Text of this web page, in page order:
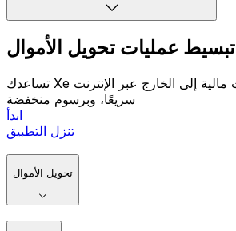
تبسيط عمليات تحويل الأموال
تساعدك Xe على إرسال تحويلات مالية إلى الخارج عبر الإنترنت
سريعًا، وبرسوم منخفضة
ابدأ
تنزل التطبيق
تحويل الأموال